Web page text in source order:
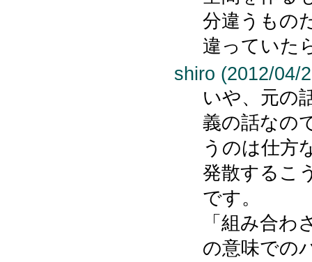
分違うもの
違っていた
shiro (2012/04/
いや、元の
義の話なの
うのは仕方
発散するこ
です。
「組み合
の意味での